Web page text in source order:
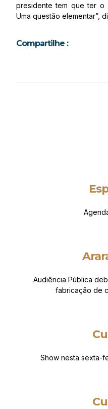
presidente tem que ter o
Uma questão elementar”,
Compartilhe :
Audiência Pública
fabricação de
Show nesta sexta-